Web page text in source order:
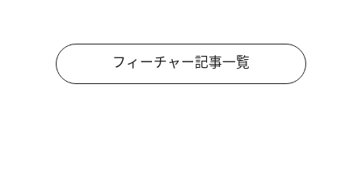
フィーチャー記事一覧